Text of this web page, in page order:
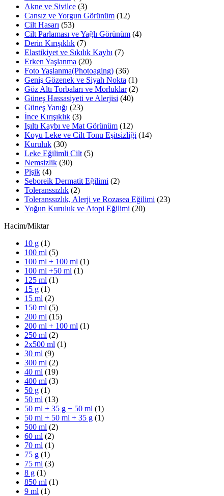
Akne ve Sivilce (3)
Cansız ve Yorgun Görünüm (12)
Cilt Hasarı (53)
Cilt Parlaması ve Yağlı Görünüm (4)
Derin Kırışıklık (7)
Elastikiyet ve Sıkılık Kaybı (7)
Erken Yaşlanma (20)
Foto Yaşlanma(Photoaging) (36)
Geniş Gözenek ve Siyah Nokta (1)
Göz Altı Torbaları ve Morluklar (2)
Güneş Hassasiyeti ve Alerjisi (40)
Güneş Yanığı (23)
İnce Kırışıklık (3)
Işıltı Kaybı ve Mat Görünüm (12)
Koyu Leke ve Cilt Tonu Eşitsizliği (14)
Kuruluk (30)
Leke Eğilimli Cilt (5)
Nemsizlik (30)
Pişik (4)
Seboreik Dermatit Eğilimi (2)
Toleranssızlık (2)
Toleranssızlık, Alerji ve Rozasea Eğilimi (23)
Yoğun Kuruluk ve Atopi Eğilimi (20)
Hacim/Miktar
10 g (1)
100 ml (5)
100 ml + 100 ml (1)
100 ml +50 ml (1)
125 ml (1)
15 g (1)
15 ml (2)
150 ml (5)
200 ml (15)
200 ml + 100 ml (1)
250 ml (2)
2x500 ml (1)
30 ml (9)
300 ml (2)
40 ml (19)
400 ml (3)
50 g (1)
50 ml (13)
50 ml + 35 g + 50 ml (1)
50 ml + 50 ml + 35 g (1)
500 ml (2)
60 ml (2)
70 ml (1)
75 g (1)
75 ml (3)
8 g (1)
850 ml (1)
9 ml (1)